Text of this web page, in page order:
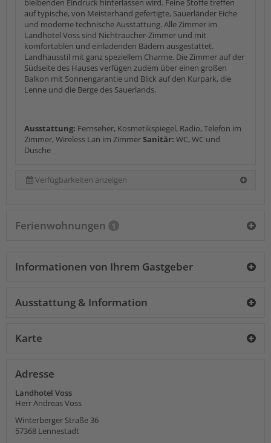
bleibenden Eindruck hinterlassen wird. Feine Stoffe treffen
auf typische, von Meisterhand gefertigte, Sauerländer Eiche
und moderne technische Ausstattung. Alle Zimmer im
Landhotel Voss sind Nichtraucher-Zimmer und mit
komfortablen und einladenden Bädern ausgestattet.
Landhausstil mit ganz speziellem Charme. Die Zimmer auf der
Südseite des Hauses verfügen zudem über einen großen
Balkon mit Sonnengarantie und Blick auf den Kurpark, die
Lenne und die Berge des Sauerlands.
Ausstattung: Fernseher, Kosmetikspiegel, Radio, Telefon im
Zimmer, Wireless Lan im ZimmerSanitär: WC, WC und
Dusche
Verfügbarkeiten anzeigen
Ferienwohnungen 1
Informationen von Ihrem Gastgeber
Ausstattung & Information
Karte
Adresse
Landhotel Voss
Herr Andreas Voss
Winterberger Straße 36
57368 Lennestadt